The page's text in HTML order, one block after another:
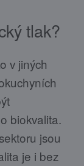
tlak?
v jiných
biokvalita.
jsou
je i bez